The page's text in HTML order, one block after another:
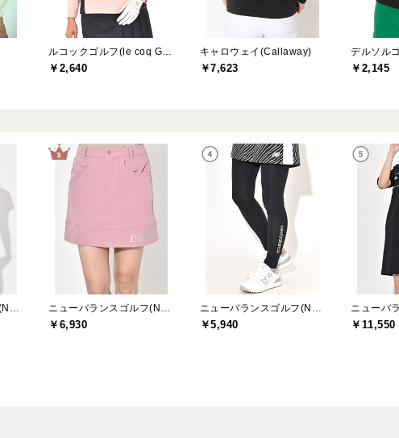
￥2,640
キャロウェイ(Callaway)
￥7,623 ￥2,145
￥6,930 ￥5,940 ￥11,550